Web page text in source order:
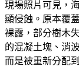
現場照片可見，
顯侵蝕。原本覆
裸露，部分樹木
的混凝土塊、消
而是被重新分配